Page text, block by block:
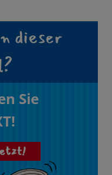
dieser
Sie